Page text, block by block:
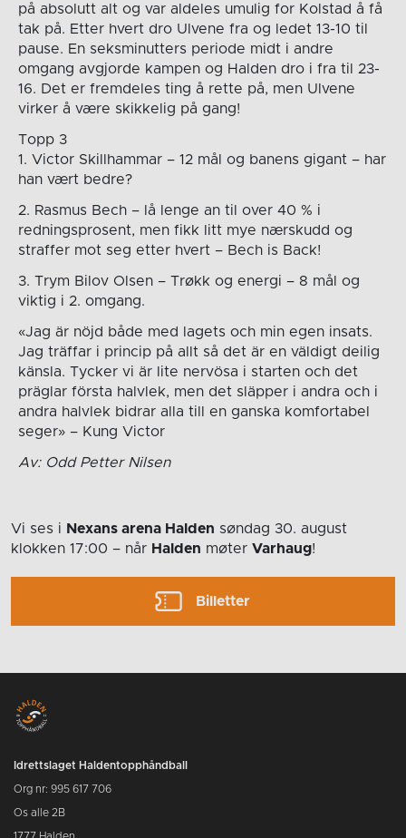
på absolutt alt og var aldeles umulig for Kolstad å få
tak på. Etter hvert dro Ulvene fra og ledet 13-10 til
pause. En seksminutters periode midt i andre
omgang avgjorde kampen og Halden dro i fra til 23-
16. Det er fremdeles ting å rette på, men Ulvene
virker å være skikkelig på gang!
Topp 3
1. Victor Skillhammar – 12 mål og banens gigant – har
han vært bedre?
2. Rasmus Bech – lå lenge an til over 40 % i
redningsprosent, men fikk litt mye nærskudd og
straffer mot seg etter hvert – Bech is Back!
3. Trym Bilov Olsen – Trøkk og energi – 8 mål og
viktig i 2. omgang.
«Jag är nöjd både med lagets och min egen insats.
Jag träffar i princip på allt så det är en väldigt deilig
känsla. Tycker vi är lite nervösa i starten och det
präglar första halvlek, men det släpper i andra och i
andra halvlek bidrar alla till en ganska komfortabel
seger» – Kung Victor
Av: Odd Petter Nilsen
Vi ses i Nexans arena Halden søndag 30. august
klokken 17:00 – når Halden møter Varhaug!
Billetter
Idrettslaget Haldentopphåndball
Org nr: 995 617 706
Os alle 2B